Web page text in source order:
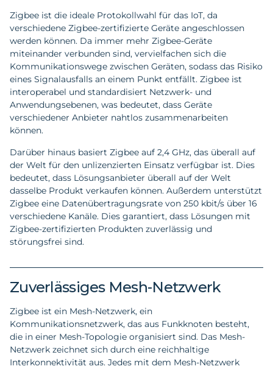
Zigbee ist die ideale Protokollwahl für das IoT, da
verschiedene Zigbee-zertifizierte Geräte angeschlossen
werden können. Da immer mehr Zigbee-Geräte
miteinander verbunden sind, vervielfachen sich die
Kommunikationswege zwischen Geräten, sodass das Risiko
eines Signalausfalls an einem Punkt entfällt. Zigbee ist
interoperabel und standardisiert Netzwerk- und
Anwendungsebenen, was bedeutet, dass Geräte
verschiedener Anbieter nahtlos zusammenarbeiten
können.
Darüber hinaus basiert Zigbee auf 2,4 GHz, das überall auf
der Welt für den unlizenzierten Einsatz verfügbar ist. Dies
bedeutet, dass Lösungsanbieter überall auf der Welt
dasselbe Produkt verkaufen können. Außerdem unterstützt
Zigbee eine Datenübertragungsrate von 250 kbit/s über 16
verschiedene Kanäle. Dies garantiert, dass Lösungen mit
Zigbee-zertifizierten Produkten zuverlässig und
störungsfrei sind.
Zuverlässiges Mesh-Netzwerk
Zigbee ist ein Mesh-Netzwerk, ein
Kommunikationsnetzwerk, das aus Funkknoten besteht,
die in einer Mesh-Topologie organisiert sind. Das Mesh-
Netzwerk zeichnet sich durch eine reichhaltige
Interkonnektivität aus. Jedes mit dem Mesh-Netzwerk